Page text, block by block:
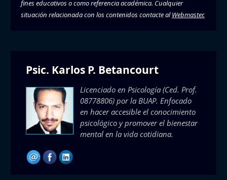
fines educativos o como referencia académica. Cualquier
situación relacionada con los contenidos contacte alWebmaster.
Psic. Karlos P. Betancourt
Licenciado en Psicología (Ced. Prof.
08778806) por la BUAP. Enfocado
en hacer accesible el conocimiento
psicológico y promover el bienestar
mental en la vida cotidiana.